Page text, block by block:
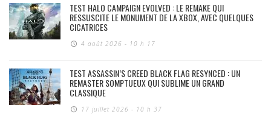
TEST HALO CAMPAIGN EVOLVED : LE REMAKE QUI
RESSUSCITE LE MONUMENT DE LA XBOX, AVEC QUELQUES
CICATRICES
4 août 2026 - 10 h 17
TEST ASSASSIN’S CREED BLACK FLAG RESYNCED : UN
REMASTER SOMPTUEUX QUI SUBLIME UN GRAND
CLASSIQUE
17 juillet 2026 - 10 h 37